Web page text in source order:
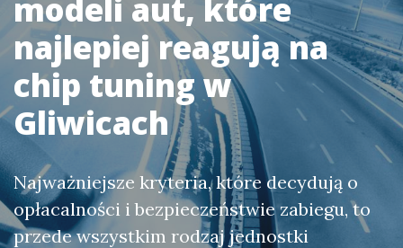
modeli aut, które
najlepiej reagują na
chip tuning w
Gliwicach
Najważniejsze kryteria, które decydują o
opłacalności i bezpieczeństwie zabiegu, to
przede wszystkim rodzaj jednostki